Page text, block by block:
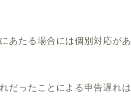
あたる場合には個別対応があ
だったことによる申告遅れは